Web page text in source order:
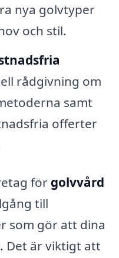
nya golvtyper
och stil.
rådgivning om
samt
offerter
för golvvård
till
som gör att dina
Det är viktigt att